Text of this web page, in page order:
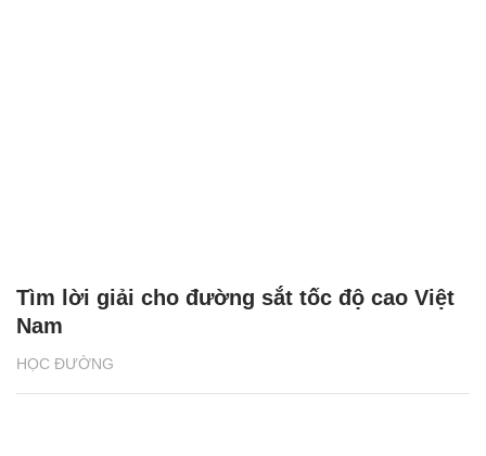
HỌC ĐƯỜNG
Tìm lời giải cho đường sắt tốc độ cao Việt
Nam